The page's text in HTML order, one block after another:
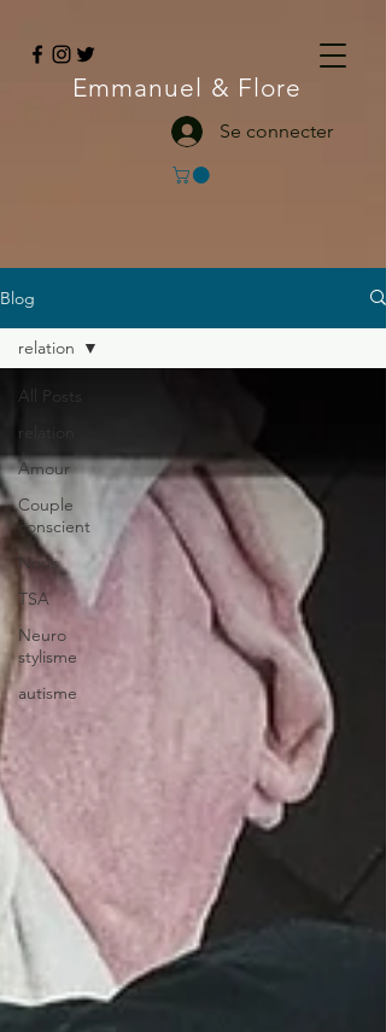
Emmanuel & Flore
Se connecter
Blog
All Posts
relation
Amour
Couple
conscient
Nous
TSA
Neuro
stylisme
autisme
relation